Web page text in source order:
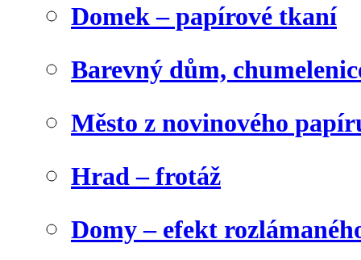
Domek – papírové tkaní
Barevný dům,
Město z novinového
Hrad – frotáž
Domy – efekt